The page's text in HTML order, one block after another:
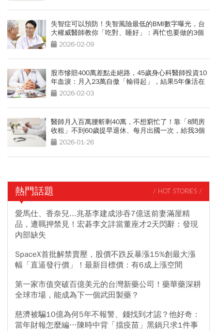
失智症可以預防！失智風險最低的BMI數字曝光，台
大權威醫師教你「吃對、睡好」：再忙也要做的3個
小習慣
2026-02-09
股市慘賠400萬差點走絕路，45歲身心科醫師投資10
年血淚：月入23萬自傲「輸得起」，結果5年像活在
地獄2026-02-03
醫師月入百萬腰斬剩40萬，不想窮忙了！靠「8間房
收租」不到60歲提早退休、每月出國一次，給我3個
人生啟示
2026-01-26
熱門話題 / HOT STORIES /
愛馬仕、香奈兒...兆基李建成涉吞7億送前妻滿屋精
品，遭羈押禁見！宏碁李文詳當董座才2天閃辭：發現
內部缺失
SpaceX首批解禁賣壓，股價不跌反暴漲15%創最大漲
幅「直逼發行價」！最新目標價：有6成上漲空間
第一家市值突破百億美元的台灣新藥公司！藥華藥深耕
全球市場，能成為下一個武田製藥？
慈濟被騙10億為何5年不報警、錢找到才認？他好奇：
當年財報怎麼編…陳時中背「擋疫苗」黑鍋只求1件事